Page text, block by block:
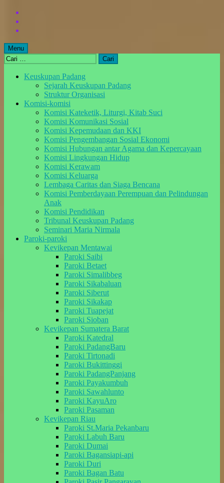
content
footer
Menu
Cari
untuk:
Keuskupan Padang
Sejarah Keuskupan Padang
Struktur Organisasi
Komisi-komisi
Komisi Kateketik, Liturgi, Kitab Suci
Komisi Komunikasi Sosial
Komisi Kepemudaan dan KKI
Komisi Pengembangan Sosial Ekonomi
Komisi Hubungan antar Agama dan Kepercayaan
Komisi Lingkungan Hidup
Komisi Kerawam
Komisi Keluarga
Lembaga Caritas dan Siaga Bencana
Komisi Pemberdayaan Perempuan dan Pelindungan
Anak
Komisi Pendidikan
Tribunal Keuskupan Padang
Seminari Maria Nirmala
Paroki-paroki
Kevikepan Mentawai
Paroki Saibi
Paroki Betaet
Paroki Simalibbeg
Paroki Sikabaluan
Paroki Siberut
Paroki Sikakap
Paroki Tuapejat
Paroki Sioban
Kevikepan Sumatera Barat
Paroki Katedral
Paroki PadangBaru
Paroki Tirtonadi
Paroki Bukittinggi
Paroki PadangPanjang
Paroki Payakumbuh
Paroki Sawahlunto
Paroki KayuAro
Paroki Pasaman
Kevikepan Riau
Paroki St.Maria Pekanbaru
Paroki Labuh Baru
Paroki Dumai
Paroki Bagansiapi-api
Paroki Duri
Paroki Bagan Batu